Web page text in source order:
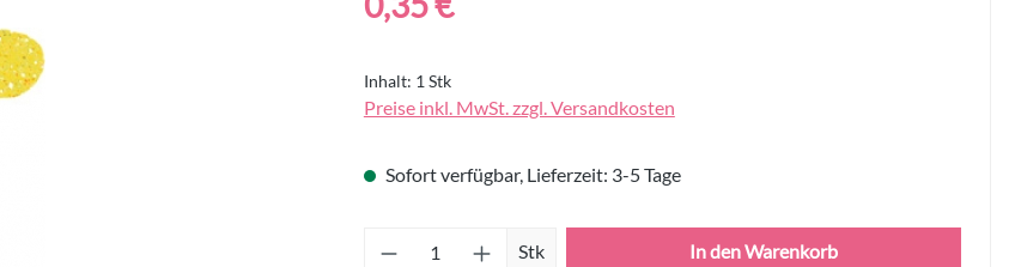
Inhalt: 1 Stk
Preise inkl. MwSt. zzgl. Versandkosten
Sofort verfügbar, Lieferzeit: 3-5 Tage
Produkt Anzahl: Gib den gewünschten Wert ein
Stk In den Warenkorb